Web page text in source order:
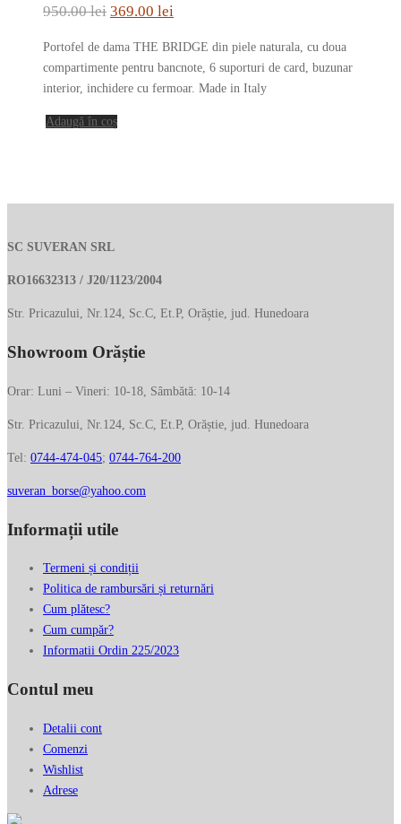
950.00lei Prețul
a
fost:
369.00 lei
este:
369.00 lei.
Portofel de dama THE BRIDGE din piele naturala, cu doua
compartimente pentru bancnote, 6 suporturi de card, buzunar
interior, inchidere cu fermoar. Made in Italy
Adaugă în coș
SC SUVERAN SRL
RO16632313 / J20/1123/2004
Str. Pricazului, Nr.124, Sc.C, Et.P, Orăștie, jud. Hunedoara
Showroom Orăștie
Orar: Luni – Vineri: 10-18, Sâmbătă: 10-14
Str. Pricazului, Nr.124, Sc.C, Et.P, Orăștie, jud. Hunedoara
Tel: 0744-474-045; 0744-764-200
suveran_borse@yahoo.com
Informații utile
Termeni și condiții
Politica de rambursări și returnări
Cum plătesc?
Cum cumpăr?
Informatii Ordin 225/2023
Contul meu
Detalii cont
Comenzi
Wishlist
Adrese